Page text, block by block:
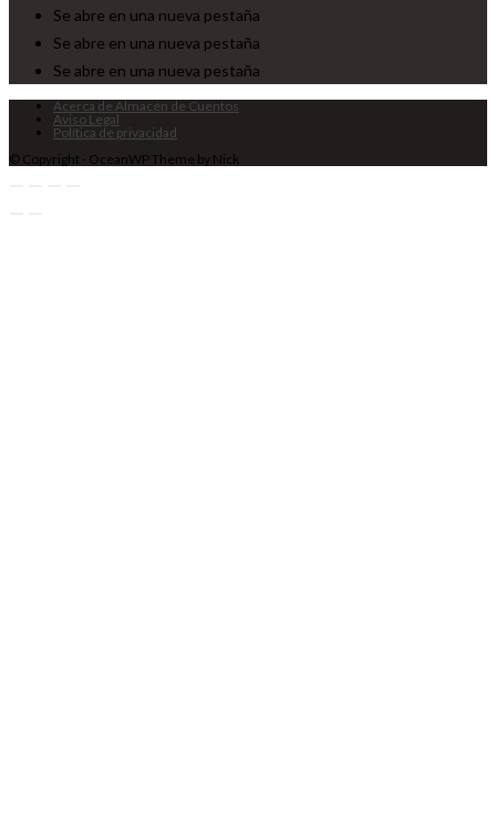
Se abre en una nueva pestaña
Se abre en una nueva pestaña
Se abre en una nueva pestaña
Acerca de Almacén de Cuentos
Aviso Legal
Política de privacidad
© Copyright - OceanWP Theme by Nick